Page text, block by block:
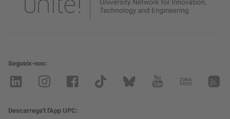
Segueix-nos
Descarrega't l'App UPC